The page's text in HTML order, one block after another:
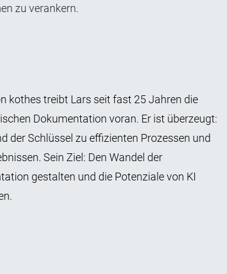
zu verankern.
kothes treibt Lars seit fast 25 Jahren die
Dokumentation voran. Er ist überzeugt:
der Schlüssel zu effizienten Prozessen und
Sein Ziel: Den Wandel der
gestalten und die Potenziale von KI